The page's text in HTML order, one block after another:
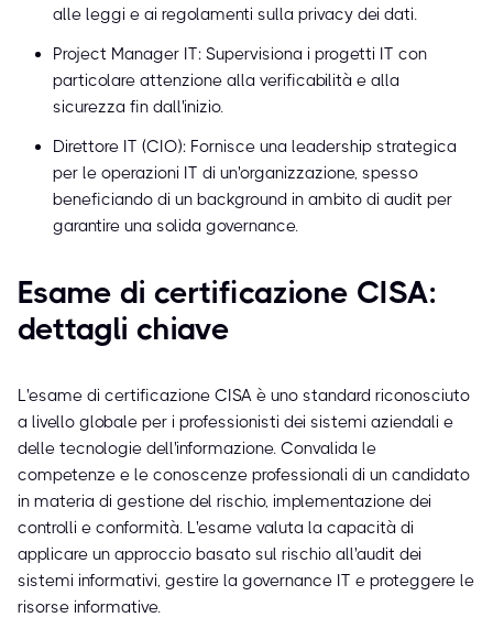
alle leggi e ai regolamenti sulla privacy dei dati.
Project Manager IT: Supervisiona i progetti IT con
particolare attenzione alla verificabilità e alla
sicurezza fin dall'inizio.
Direttore IT (CIO): Fornisce una leadership strategica
per le operazioni IT di un'organizzazione, spesso
beneficiando di un background in ambito di audit per
garantire una solida governance.
Esame di certificazione CISA:
dettagli chiave
L'esame di certificazione CISA è uno standard riconosciuto
a livello globale per i professionisti dei sistemi aziendali e
delle tecnologie dell'informazione. Convalida le
competenze e le conoscenze professionali di un candidato
in materia di gestione del rischio, implementazione dei
controlli e conformità. L'esame valuta la capacità di
applicare un approccio basato sul rischio all'audit dei
sistemi informativi, gestire la governance IT e proteggere le
risorse informative.